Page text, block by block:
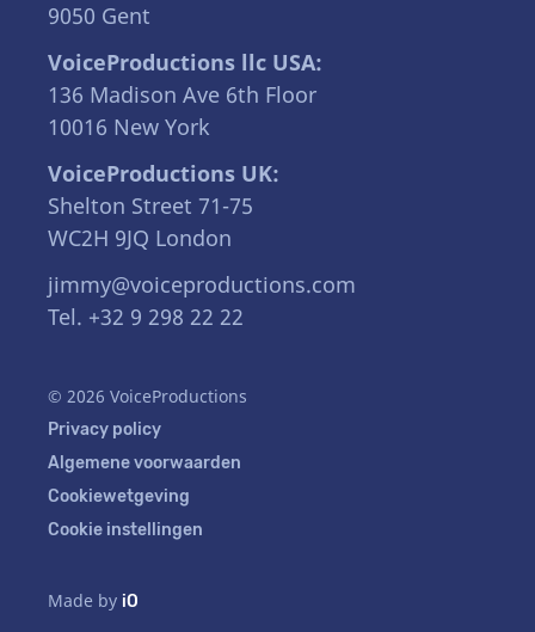
9050 Gent
VoiceProductions llc USA:
136 Madison Ave 6th Floor
10016 New York
VoiceProductions UK:
Shelton Street 71-75
WC2H 9JQ London
jimmy@voiceproductions.com
Tel. +32 9 298 22 22
© 2026 VoiceProductions
Privacy policy
Algemene voorwaarden
Cookiewetgeving
Cookie instellingen
Made by iO